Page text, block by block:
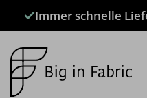
Immer schnelle